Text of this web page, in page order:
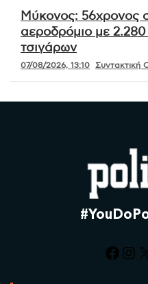
Μύκονος: 56χρονος
αεροδρόμιο με
τσιγάρων
07/08/2026, 13:10
X